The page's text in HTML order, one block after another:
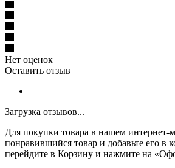
Нет оценок
Оставить отзыв
Загрузка отзывов...
Для покупки товара в нашем интернет-
понравившийся товар и добавьте его в
перейдите в Корзину и нажмите на